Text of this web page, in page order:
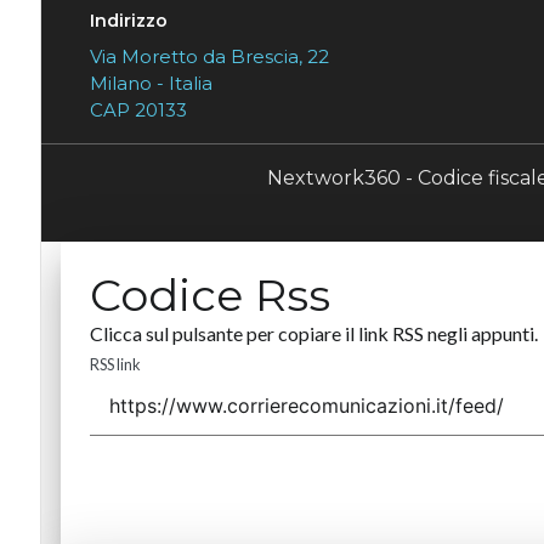
Indirizzo
Via Moretto da Brescia, 22
Milano - Italia
CAP 20133
Nextwork360 - Codice
Codice Rss
Clicca sul pulsante per copiare il link RSS negli appunti.
RSS link